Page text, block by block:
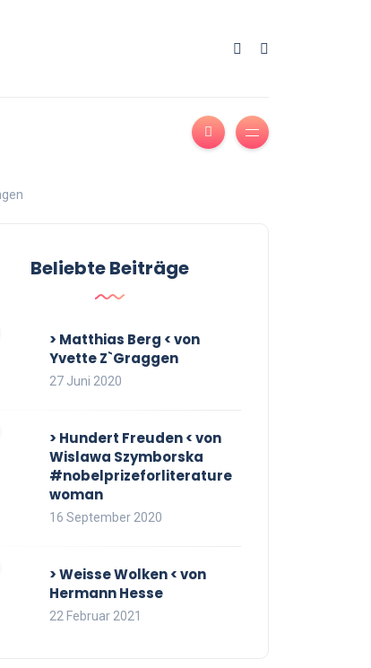
Beliebte Beiträge
> Matthias Berg < von
Yvette Z`Graggen
27 Juni 2020
> Hundert Freuden < von
Wislawa Szymborska
#nobelprizeforliterature
woman
16 September 2020
> Weisse Wolken < von
Hermann Hesse
22 Februar 2021